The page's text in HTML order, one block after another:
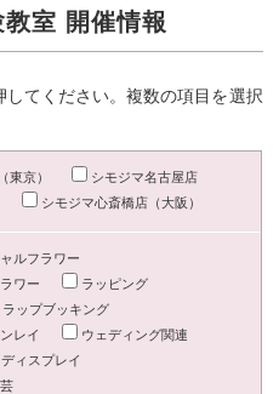
室 開催情報
てください。複数の項目を選択
東京）
シモジマ名古屋店
シモジマ心斎橋店（大阪）
ルフラワー
ワー
ラッピング
ラップブッキング
レイ
ウェディング関連
ディスプレイ